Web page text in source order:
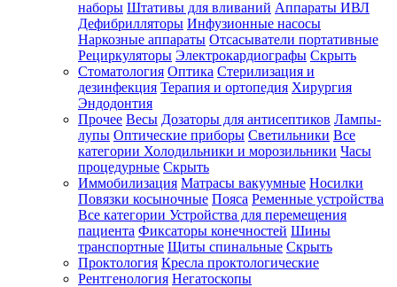
наборы Штативы для вливаний Аппараты ИВЛ
Дефибрилляторы Инфузионные насосы
Наркозные аппараты Отсасыватели портативные
Рециркуляторы Электрокардиографы Скрыть
Стоматология Оптика Стерилизация и
дезинфекция Терапия и ортопедия Хирургия
Эндодонтия
Прочее Весы Дозаторы для антисептиков Лампы-
лупы Оптические приборы Светильники Все
категории Холодильники и морозильники Часы
процедурные Скрыть
Иммобилизация Матрасы вакуумные Носилки
Повязки косыночные Пояса Ременные устройства
Все категории Устройства для перемещения
пациента Фиксаторы конечностей Шины
транспортные Щиты спинальные Скрыть
Проктология Кресла проктологические
Рентгенология Негатоскопы